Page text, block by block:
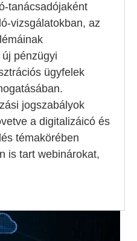
tanácsadójaként
vizsgálatokban, az
pénzügyi
ügyfelek
jogszabályok
a digitalizáicó és
témakörében
is tart webinárokat,